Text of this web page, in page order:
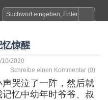
忆惊醒
10/2020
Schreibe einen Kommentar (0)
哭泣了一阵，然后就
忆中幼年时爷爷、叔